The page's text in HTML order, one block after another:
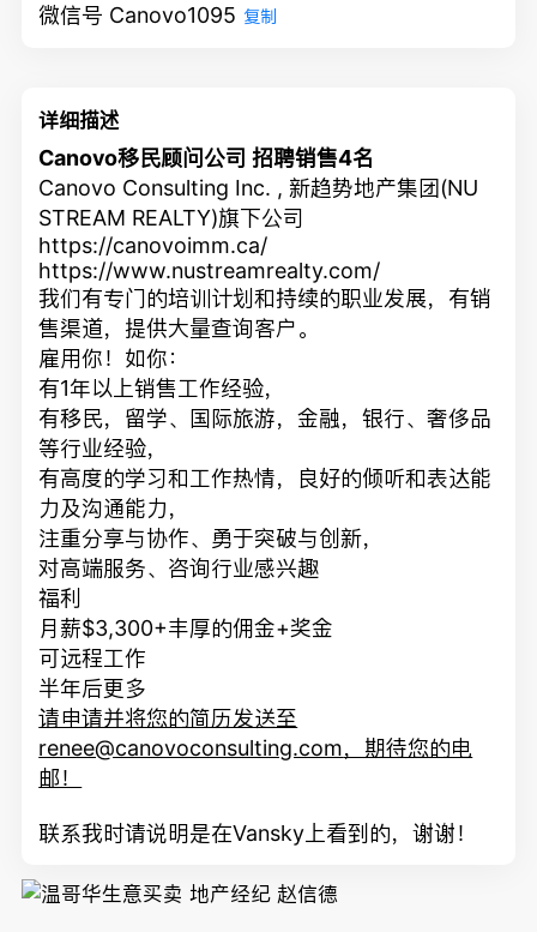
微信号 Canovo1095 复制
详细描述
Canovo移民顾问公司 招聘销售4名
Canovo Consulting Inc. , 新趋势地产集团(NU
STREAM REALTY)旗下公司
https://canovoimm.ca/
https://www.nustreamrealty.com/
我们有专门的培训计划和持续的职业发展，有销
售渠道，提供大量查询客户。
雇用你！如你：
有1年以上销售工作经验，
有移民，留学、国际旅游，金融，银行、奢侈品
等行业经验，
有高度的学习和工作热情，良好的倾听和表达能
力及沟通能力，
注重分享与协作、勇于突破与创新，
对高端服务、咨询行业感兴趣
福利
月薪$3,300+丰厚的佣金+奖金
可远程工作
半年后更多
请申请并将您的简历发送至
renee@canovoconsulting.com，期待您的电
邮！
联系我时请说明是在Vansky上看到的，谢谢！